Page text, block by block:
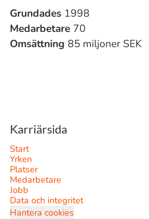
Grundades 1998
Medarbetare 70
Omsättning 85 miljoner SEK
Karriärsida
Start
Yrken
Platser
Medarbetare
Jobb
Data och integritet
Hantera cookies